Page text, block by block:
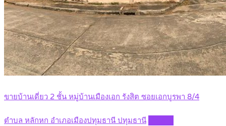
ขายบ้านเดี่ยว 2 ชั้น หมู่บ้านเมืองเอก รังสิต ซอยเอกบูรพา 8/4
ตำบล หลักหก อำเภอเมืองปทุมธานี ปทุมธานี